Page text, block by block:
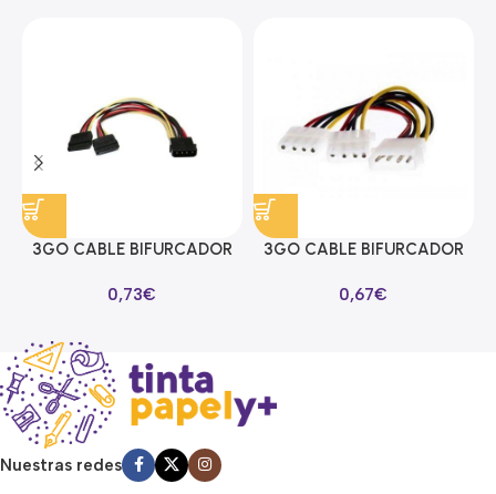
3GO CABLE BIFURCADOR
0,73€
3GO CABLE BIFURCADOR
0,67€
Nuestras redes